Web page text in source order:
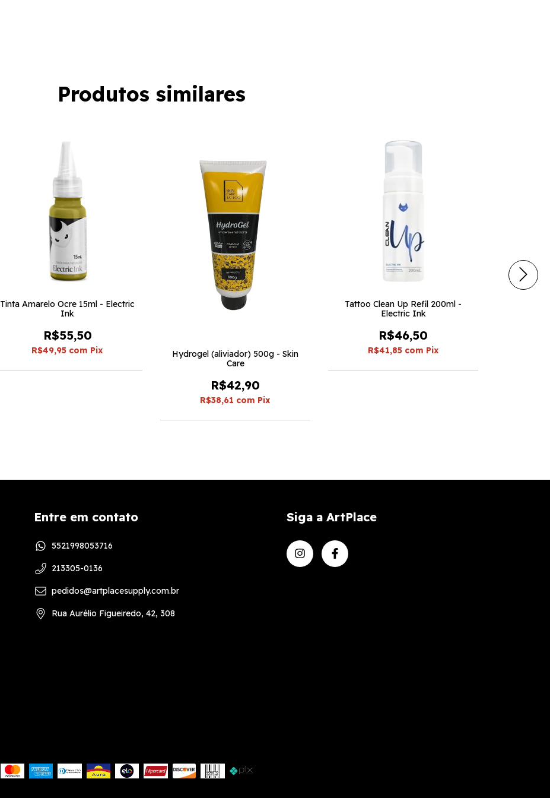
Produtos similares
Tinta Amarelo Ocre 15ml - Electric
Ink
R$55,50
R$49,95 com Pix
Hydrogel (aliviador) 500g - Skin
Care
R$42,90
R$38,61 com Pix
Tattoo Clean Up Refil 200ml -
Electric Ink
R$46,50
R$41,85 com Pix
Entre em contato
5521998053716
213305-0136
pedidos@artplacesupply.com.br
Rua Aurélio Figueiredo, 42, 308
Siga a ArtPlace